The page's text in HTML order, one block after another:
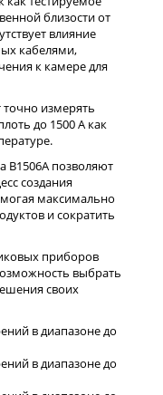
близости от
влияние
кабелями,
к камере для
точно измерять
до 1500 А как
B1506A позволяют
создания
максимально
и сократить
приборов
выбрать
своих
в диапазоне до
в диапазоне до